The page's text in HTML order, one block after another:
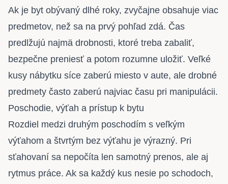
Ak je byt obývaný dlhé roky, zvyčajne obsahuje viac
predmetov, než sa na prvý pohľad zdá. Čas
predlžujú najmä drobnosti, ktoré treba zabaliť,
bezpečne preniesť a potom rozumne uložiť. Veľké
kusy nábytku síce zaberú miesto v aute, ale drobné
predmety často zaberú najviac času pri manipulácii.
Poschodie, výťah a prístup k bytu
Rozdiel medzi druhým poschodím s veľkým
výťahom a štvrtým bez výťahu je výrazný. Pri
sťahovaní sa nepočíta len samotný prenos, ale aj
rytmus práce. Ak sa každý kus nesie po schodoch,